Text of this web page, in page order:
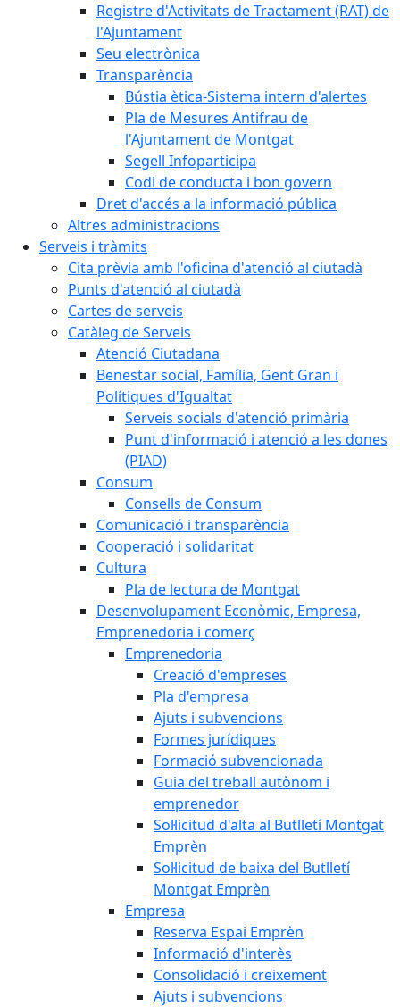
Registre d'Activitats de Tractament (RAT) de
l'Ajuntament
Seu electrònica
Transparència
Bústia ètica-Sistema intern d'alertes
Pla de Mesures Antifrau de
l'Ajuntament de Montgat
Segell Infoparticipa
Codi de conducta i bon govern
Dret d'accés a la informació pública
Altres administracions
Serveis i tràmits
Cita prèvia amb l'oficina d'atenció al ciutadà
Punts d'atenció al ciutadà
Cartes de serveis
Catàleg de Serveis
Atenció Ciutadana
Benestar social, Família, Gent Gran i
Polítiques d'Igualtat
Serveis socials d'atenció primària
Punt d'informació i atenció a les dones
(PIAD)
Consum
Consells de Consum
Comunicació i transparència
Cooperació i solidaritat
Cultura
Pla de lectura de Montgat
Desenvolupament Econòmic, Empresa,
Emprenedoria i comerç
Emprenedoria
Creació d'empreses
Pla d'empresa
Ajuts i subvencions
Formes jurídiques
Formació subvencionada
Guia del treball autònom i
emprenedor
Sol·licitud d'alta al Butlletí Montgat
Emprèn
Sol·licitud de baixa del Butlletí
Montgat Emprèn
Empresa
Reserva Espai Emprèn
Informació d'interès
Consolidació i creixement
Ajuts i subvencions